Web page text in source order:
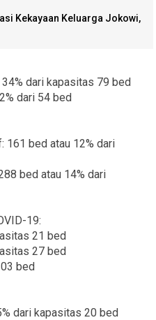
Kekayaan Keluarga Jokowi,
dari kapasitas 79 bed
dari 54 bed
161 bed atau 12% dari
bed atau 14% dari
19:
21 bed
27 bed
bed
dari kapasitas 20 bed